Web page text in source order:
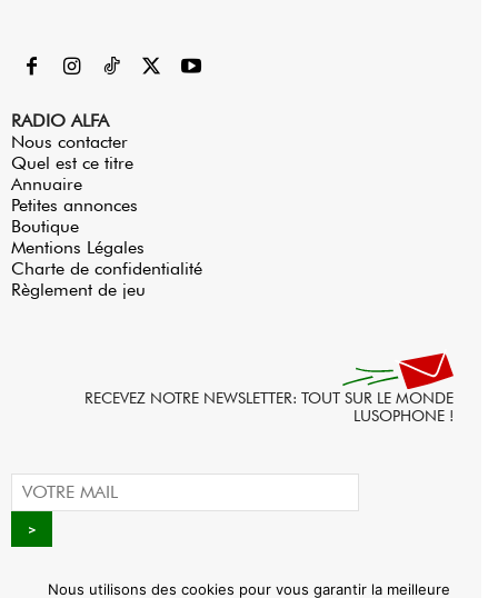
RADIO ALFA
Nous contacter
Quel est ce titre
Annuaire
Petites annonces
Boutique
Mentions Légales
Charte de confidentialité
Règlement de jeu
RECEVEZ NOTRE NEWSLETTER: TOUT SUR LE MONDE
LUSOPHONE !
Nous utilisons des cookies pour vous garantir la meilleure